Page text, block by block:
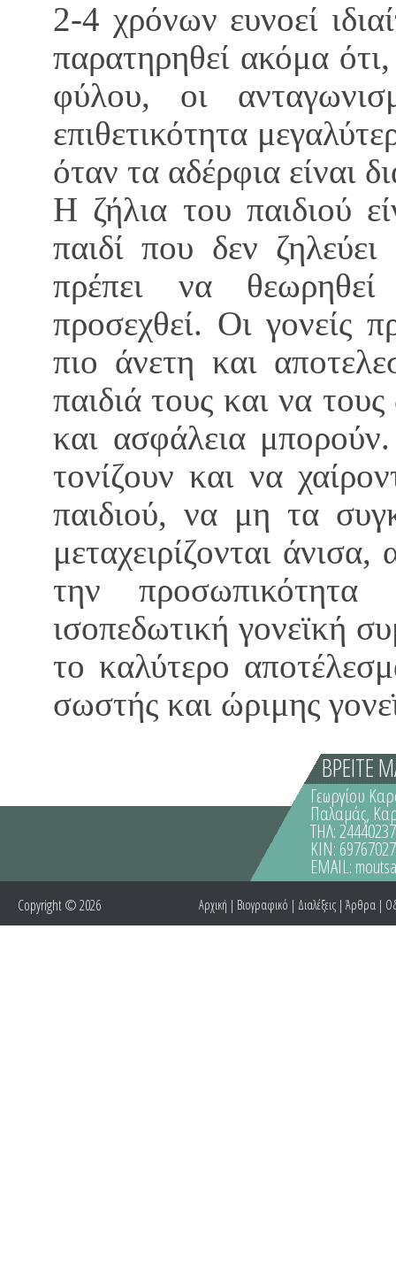
2-4 χρόνων ευνοεί
παρατηρηθεί ακόμα
φύλου, οι
επιθετικότητα
όταν τα αδέρφια είναι
Η ζήλια του παιδιού
παιδί που δεν
πρέπει να
προσεχθεί. Οι γονείς
πιο άνετη και
παιδιά τους και να
και ασφάλεια
τονίζουν και να
παιδιού, να μη τα
μεταχειρίζονται
την
ισοπεδωτική γονεϊκή
το καλύτερο
σωστής και ώριμης
ΒΡΕΙΤΕ
Γεωργίου
Παλαμάς,
ΤΗΛ:
ΚΙΝ:
EMAIL:
Copyright © 2026 Αρχική | Βιογραφικό | Διαλέξεις | Άρθρα |